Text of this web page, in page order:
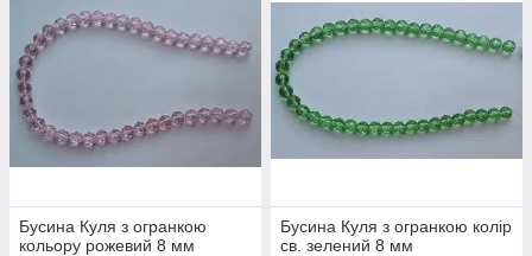
Бусина Куля з огранкою
кольору рожевий 8 мм
Бусина Куля з огранкою колір
св. зелений 8 мм